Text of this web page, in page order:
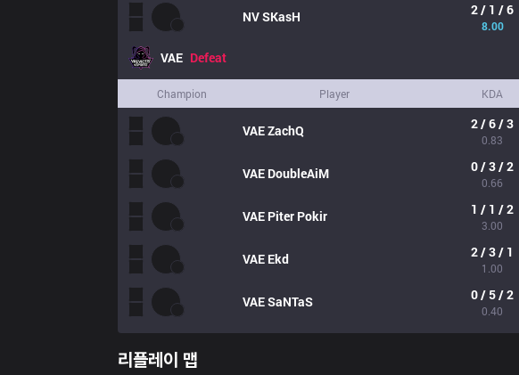
NVSKasH 2 / 1 / 6
8.00
VAE Defeat
Champion Player KDA
VAEZachQ 2 / 6 / 3
0.83
VAE DoubleAiM 0 / 3 / 2
0.66
VAE Piter Pokir 1 / 1 / 2
3.00
VAE Ekd 2 / 3 / 1
1.00
VAESaNTaS 0 / 5 / 2
0.40
리플레이 맵